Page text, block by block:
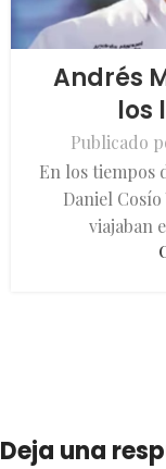
Andrés
los
Publicado
En los tiempos
Daniel
viajaban
Deja una